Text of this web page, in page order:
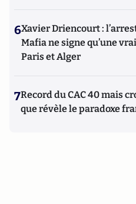
6Xavier Driencourt :
Mafia ne signe qu’une
Paris et Alger
7Record du CAC 40 mais
que révèle le paradoxe